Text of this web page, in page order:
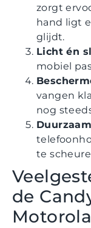
zorgt
hand ligt
glijdt.
Licht én
mobiel
vangen
nog
te
de